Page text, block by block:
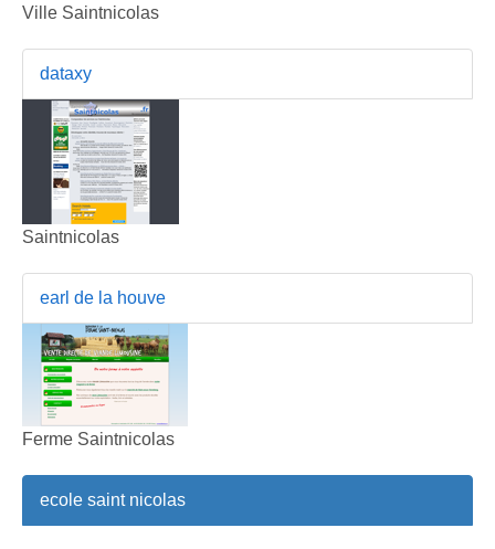
Ville Saintnicolas
dataxy
Saintnicolas
earl de la houve
Ferme Saintnicolas
ecole saint nicolas